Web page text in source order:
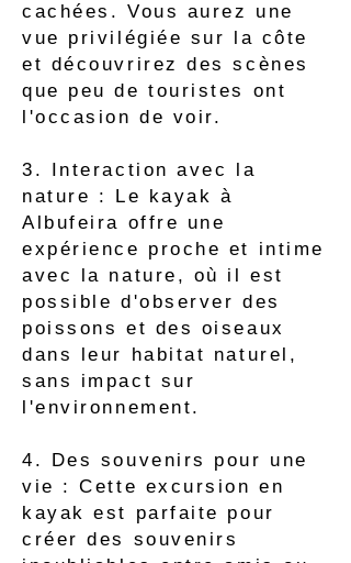
cachées. Vous aurez une
vue privilégiée sur la côte
et découvrirez des scènes
que peu de touristes ont
l'occasion de voir.
3. Interaction avec la
nature : Le kayak à
Albufeira offre une
expérience proche et intime
avec la nature, où il est
possible d'observer des
poissons et des oiseaux
dans leur habitat naturel,
sans impact sur
l'environnement.
4. Des souvenirs pour une
vie : Cette excursion en
kayak est parfaite pour
créer des souvenirs